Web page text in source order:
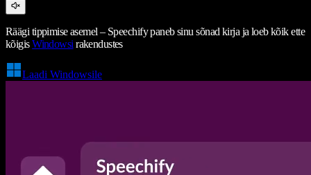
Räägi tippimise asemel – Speechify paneb sinu sõnad kirja ja loeb kõik ette
kõigisWindowsi rakendustes
Laadi Windowsile